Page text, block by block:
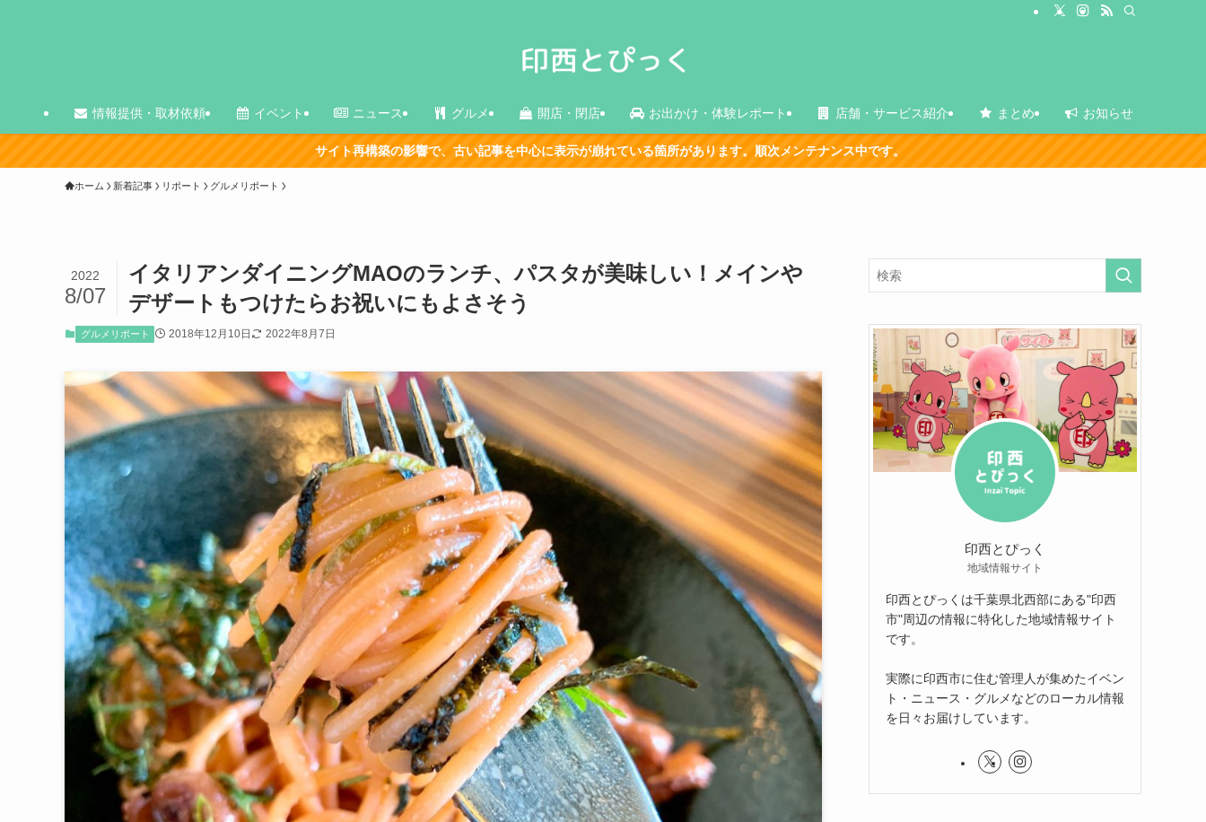
情報提供・取材依頼 イベント ニュース グルメ 開店・閉店 お出かけ・体験レポート 店舗・サービス紹介 まとめ お知らせ
サイト再構築の影響で、古い記事を中心に表示が崩れている箇所があります。順次メンテナンス中です。
ホーム 新着記事 リポート グルメリポート
イタリアンダイニングMAOのランチ、パスタが美味しい！メインや
デザートもつけたらお祝いにもよさそう
2022
8/07
グルメリポート 2018年12月10日 2022年8月7日
印西とぴっく
地域情報サイト
印西とぴっくは千葉県北西部にある"印西
市"周辺の情報に特化した地域情報サイト
です。
実際に印西市に住む管理人が集めたイベン
ト・ニュース・グルメなどのローカル情報
を日々お届けしています。